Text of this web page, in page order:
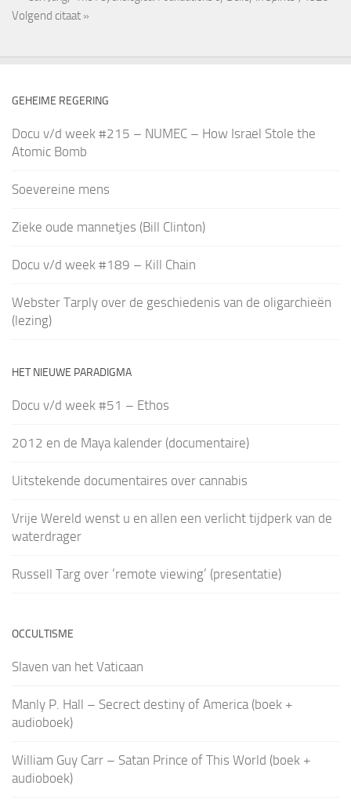
Volgend citaat »
GEHEIME REGERING
Docu v/d week #215 – NUMEC – How Israel Stole the
Atomic Bomb
Soevereine mens
Zieke oude mannetjes (Bill Clinton)
Docu v/d week #189 – Kill Chain
Webster Tarply over de geschiedenis van de oligarchieën
(lezing)
HET NIEUWE PARADIGMA
Docu v/d week #51 – Ethos
2012 en de Maya kalender (documentaire)
Uitstekende documentaires over cannabis
Vrije Wereld wenst u en allen een verlicht tijdperk van de
waterdrager
Russell Targ over ‘remote viewing’ (presentatie)
OCCULTISME
Slaven van het Vaticaan
Manly P. Hall – Secrect destiny of America (boek +
audioboek)
William Guy Carr – Satan Prince of This World (boek +
audioboek)